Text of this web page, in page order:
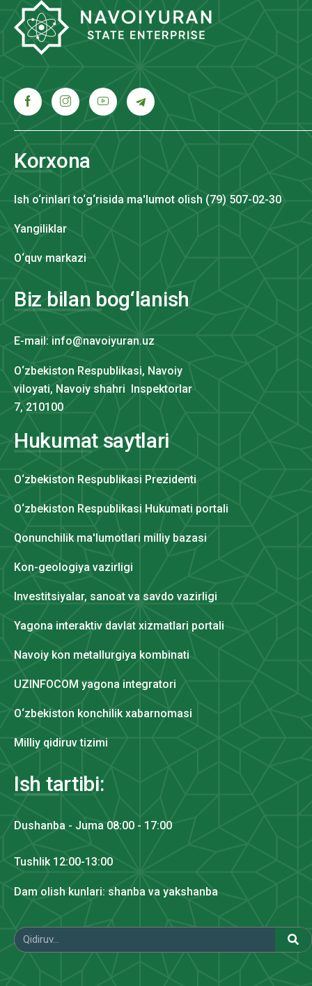
Korxona
Ish o‘rinlari to‘g‘risida ma'lumot olish (79) 507-02-30
Yangiliklar
O‘quv markazi
Biz bilan bog‘lanish
E-mail: info@navoiyuran.uz
O‘zbekiston Respublikasi, Navoiy
viloyati, Navoiy shahri Inspektorlar
7, 210100
Hukumat saytlari
O‘zbekiston Respublikasi Prezidenti
O‘zbekiston Respublikasi Hukumati portali
Qonunchilik ma'lumotlari milliy bazasi
Kon-geologiya vazirligi
Investitsiyalar, sanoat va savdo vazirligi
Yagona interaktiv davlat xizmatlari portali
Navoiy kon metallurgiya kombinati
UZINFOCOM yagona integratori
O‘zbekiston konchilik xabarnomasi
Milliy qidiruv tizimi
Ish tartibi:
Dushanba - Juma 08:00 - 17:00
Tushlik 12:00-13:00
Dam olish kunlari: shanba va yakshanba